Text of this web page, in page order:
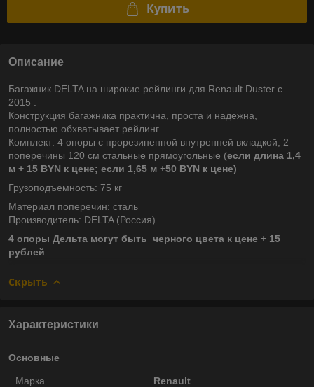
Купить
Описание
Багажник DELTA на широкие рейлинги для Renault Duster c
2015 .
Конструкция багажника практична, проста и надежна,
полностью обхватывает рейлинг
Комплект: 4 опоры с прорезиненной внутренней вкладкой, 2
поперечины 120 см стальные прямоугольные (если длина 1,4
м + 15 BYN к цене; если 1,65 м +50 BYN к цене)
Грузоподъемность: 75 кг
Материал поперечин: сталь
Производитель: DELTA (Россия)
4 опоры Дельта могут быть черного цвета к цене + 15
рублей
Скрыть
Характеристики
Основные
Марка
Renault